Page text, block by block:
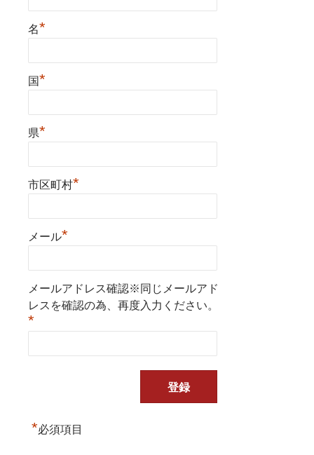
名*
国*
県*
市区町村*
メール*
メールアドレス確認※同じメールアド
レスを確認の為、再度入力ください。
*
*必須項目